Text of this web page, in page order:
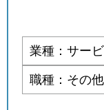
業種：サー
職種：その他